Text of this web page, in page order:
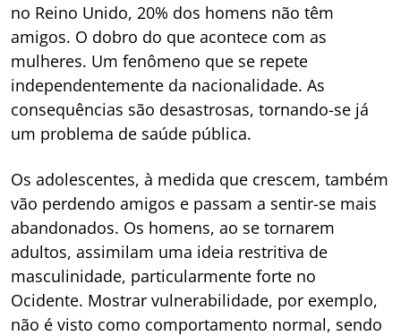
no Reino Unido, 20% dos homens não têm
amigos. O dobro do que acontece com as
mulheres. Um fenômeno que se repete
independentemente da nacionalidade. As
consequências são desastrosas, tornando-se já
um problema de saúde pública.
Os adolescentes, à medida que crescem, também
vão perdendo amigos e passam a sentir-se mais
abandonados. Os homens, ao se tornarem
adultos, assimilam uma ideia restritiva de
masculinidade, particularmente forte no
Ocidente. Mostrar vulnerabilidade, por exemplo,
não é visto como comportamento normal, sendo